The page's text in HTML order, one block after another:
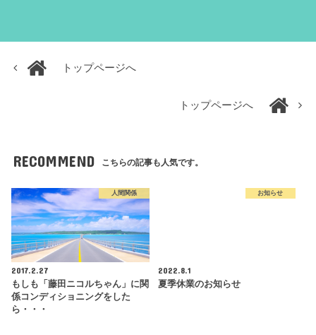
トップページへ
トップページへ
RECOMMEND こちらの記事も人気です。
人間関係
2017.2.27
もしも「藤田ニコルちゃん」に関
係コンディショニングをした
ら・・・
お知らせ
2022.8.1
夏季休業のお知らせ